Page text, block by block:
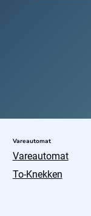
Vareautomat
Vareautomat
To-Knekken